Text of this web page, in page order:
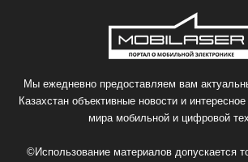
Мы ежедневно предоставляем вам
Казахстан объективные новости и
мира мобильной и цифровой
©Использование материалов допускается